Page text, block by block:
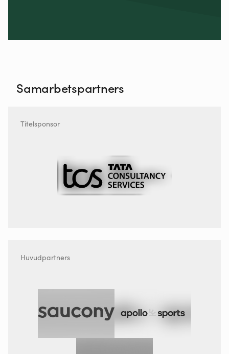
Samarbetspartners
Titelsponsor
Huvudpartners